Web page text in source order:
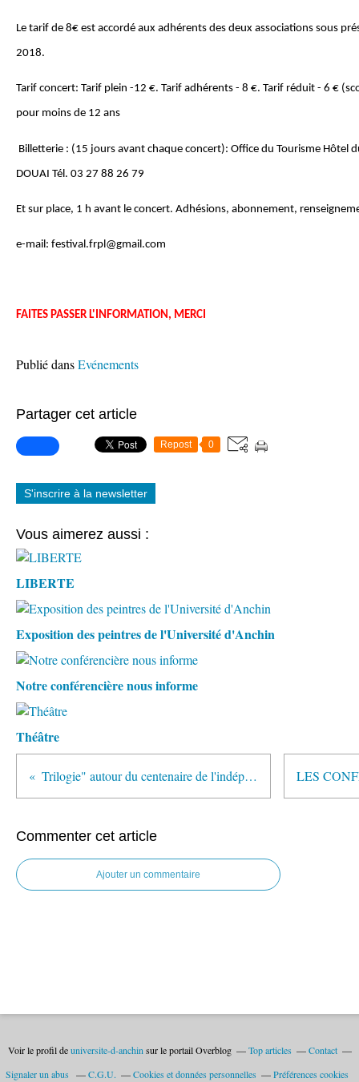
Le tarif de 8€ est accordé aux adhérents des deux associations sous
2018.
Tarif concert: Tarif plein -12 €. Tarif adhérents - 8 €. Tarif réduit - 6 €
pour moins de 12 ans
Billetterie : (15 jours avant chaque concert): Office du Tourisme Hôtel
DOUAI Tél. 03 27 88 26 79
Et sur place, 1 h avant le concert. Adhésions, abonnement,
e-mail: festival.frpl@gmail.com
FAITES PASSER L'INFORMATION, MERCI
Publié dansEvénements
Partager cet article
Repost 0
S'inscrire à la newsletter
Vous aimerez aussi :
LIBERTE
Exposition des peintres de l'Université d'Anchin
Notre conférencière nous informe
Théâtre
Trilogie" autour du centenaire de l'indépendance de la Pologne
Commenter cet article
Ajouter un commentaire
Voir le profil deuniversite-d-anchin sur le portail Overblog Top articles
Contact
Signaler un abus
C.G.U. Cookies et données personnelles Préférences cookies